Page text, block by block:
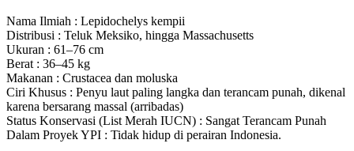
Nama Ilmiah : Lepidochelys kempii
Distribusi : Teluk Meksiko, hingga Massachusetts
Ukuran : 61–76 cm
Berat : 36–45 kg
Makanan : Crustacea dan moluska
Ciri Khusus : Penyu laut paling langka dan terancam punah, dikenal
karena bersarang massal (arribadas)
Status Konservasi (List Merah IUCN) : Sangat Terancam Punah
Dalam Proyek YPI : Tidak hidup di perairan Indonesia.